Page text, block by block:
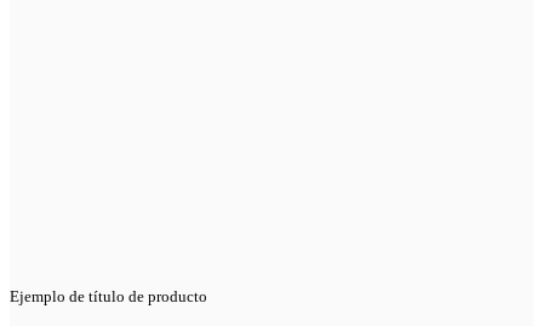
Ejemplo de título de producto